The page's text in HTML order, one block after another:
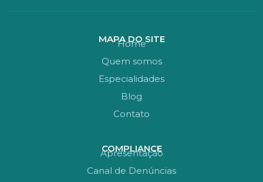
MAPA DO SITE
Home
Quem somos
Especialidades
Blog
Contato
COMPLIANCE
Apresentação
Canal de Denúncias